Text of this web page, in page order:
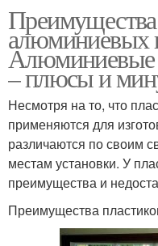
алюминиевых
Алюминиевые
– плюсы и
Несмотря на то, что
применяются для
различаются по своим
местам установки. У
преимущества и
Преимущества